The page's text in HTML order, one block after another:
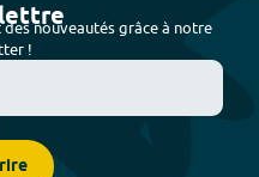
nouveautés grâce à notre
!